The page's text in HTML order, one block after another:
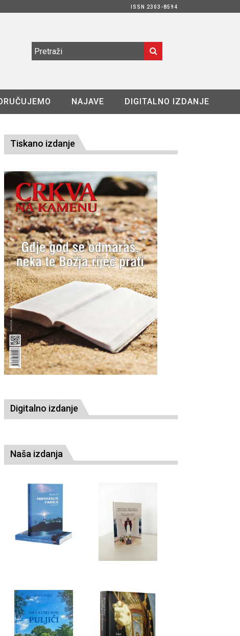
ISSN 2303-8594
NAJAVE DIGITALNO IZDANJE
Tiskano izdanje
Digitalno izdanje
Naša izdanja